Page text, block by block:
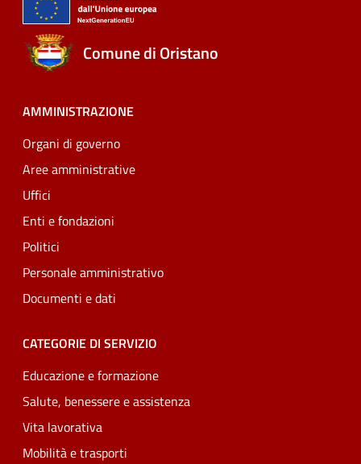
Comune di Oristano
AMMINISTRAZIONE
Organi di governo
Aree amministrative
Uffici
Enti e fondazioni
Politici
Personale amministrativo
Documenti e dati
CATEGORIE DI SERVIZIO
Educazione e formazione
Salute, benessere e assistenza
Vita lavorativa
Mobilità e trasporti